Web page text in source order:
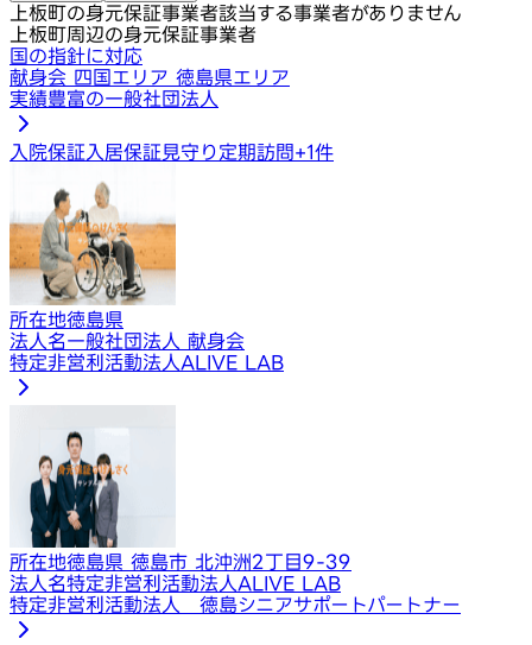
上板町の身元保証事業者該当する事業者がありません
上板町周辺の身元保証事業者
国の指針に対応
献身会 四国エリア 徳島県エリア
実績豊富の一般社団法人
入院保証 入居保証見守り定期訪問+1件
所在地徳島県
法人名一般社団法人 献身会
特定非営利活動法人ALIVE LAB
所在地徳島県 徳島市 北沖洲2丁目9-39
法人名特定非営利活動法人ALIVE LAB
特定非営利活動法人 徳島シニアサポートパートナー